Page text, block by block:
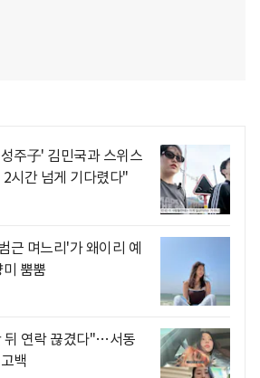
주子' 김민국과 스위스
시간 넘게 기다렸다"
근 며느리'가 왜이리 예
미 뿜뿜
뒤 연락 끊겼다"…서동
백